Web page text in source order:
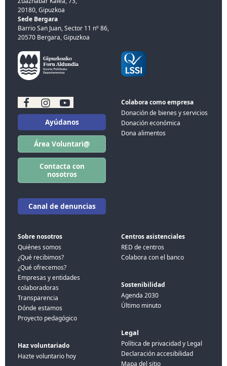
20180, Gipuzkoa
Sede Bergara
Barrio San Juan, Sector 11 nº 86,
20570 Bergara, Gipuzkoa
Ayúdanos
Área Voluntari@
Contacta con
nosotros
Canal de denuncias
Colabora como empresa
Donación de bienes y servicios
Donación económica
Dona alimentos
Sobre nosotros
Quiénes somos
¿Qué recibimos?
¿Qué ofrecemos?
Empresas y entidades
colaboradoras
Transparencia
Dónde estamos
Proyecto pedagógico
Haz voluntariado
Hazte voluntario hoy
Centros asistenciales
RED de centros
Colabora con el banco
Sostenibilidad
Agenda 2030
Último minuto
Legal
Política de privacidad y Legal
Declaración accesibilidad
Mapa del sitio